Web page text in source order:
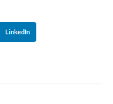
LinkedIn